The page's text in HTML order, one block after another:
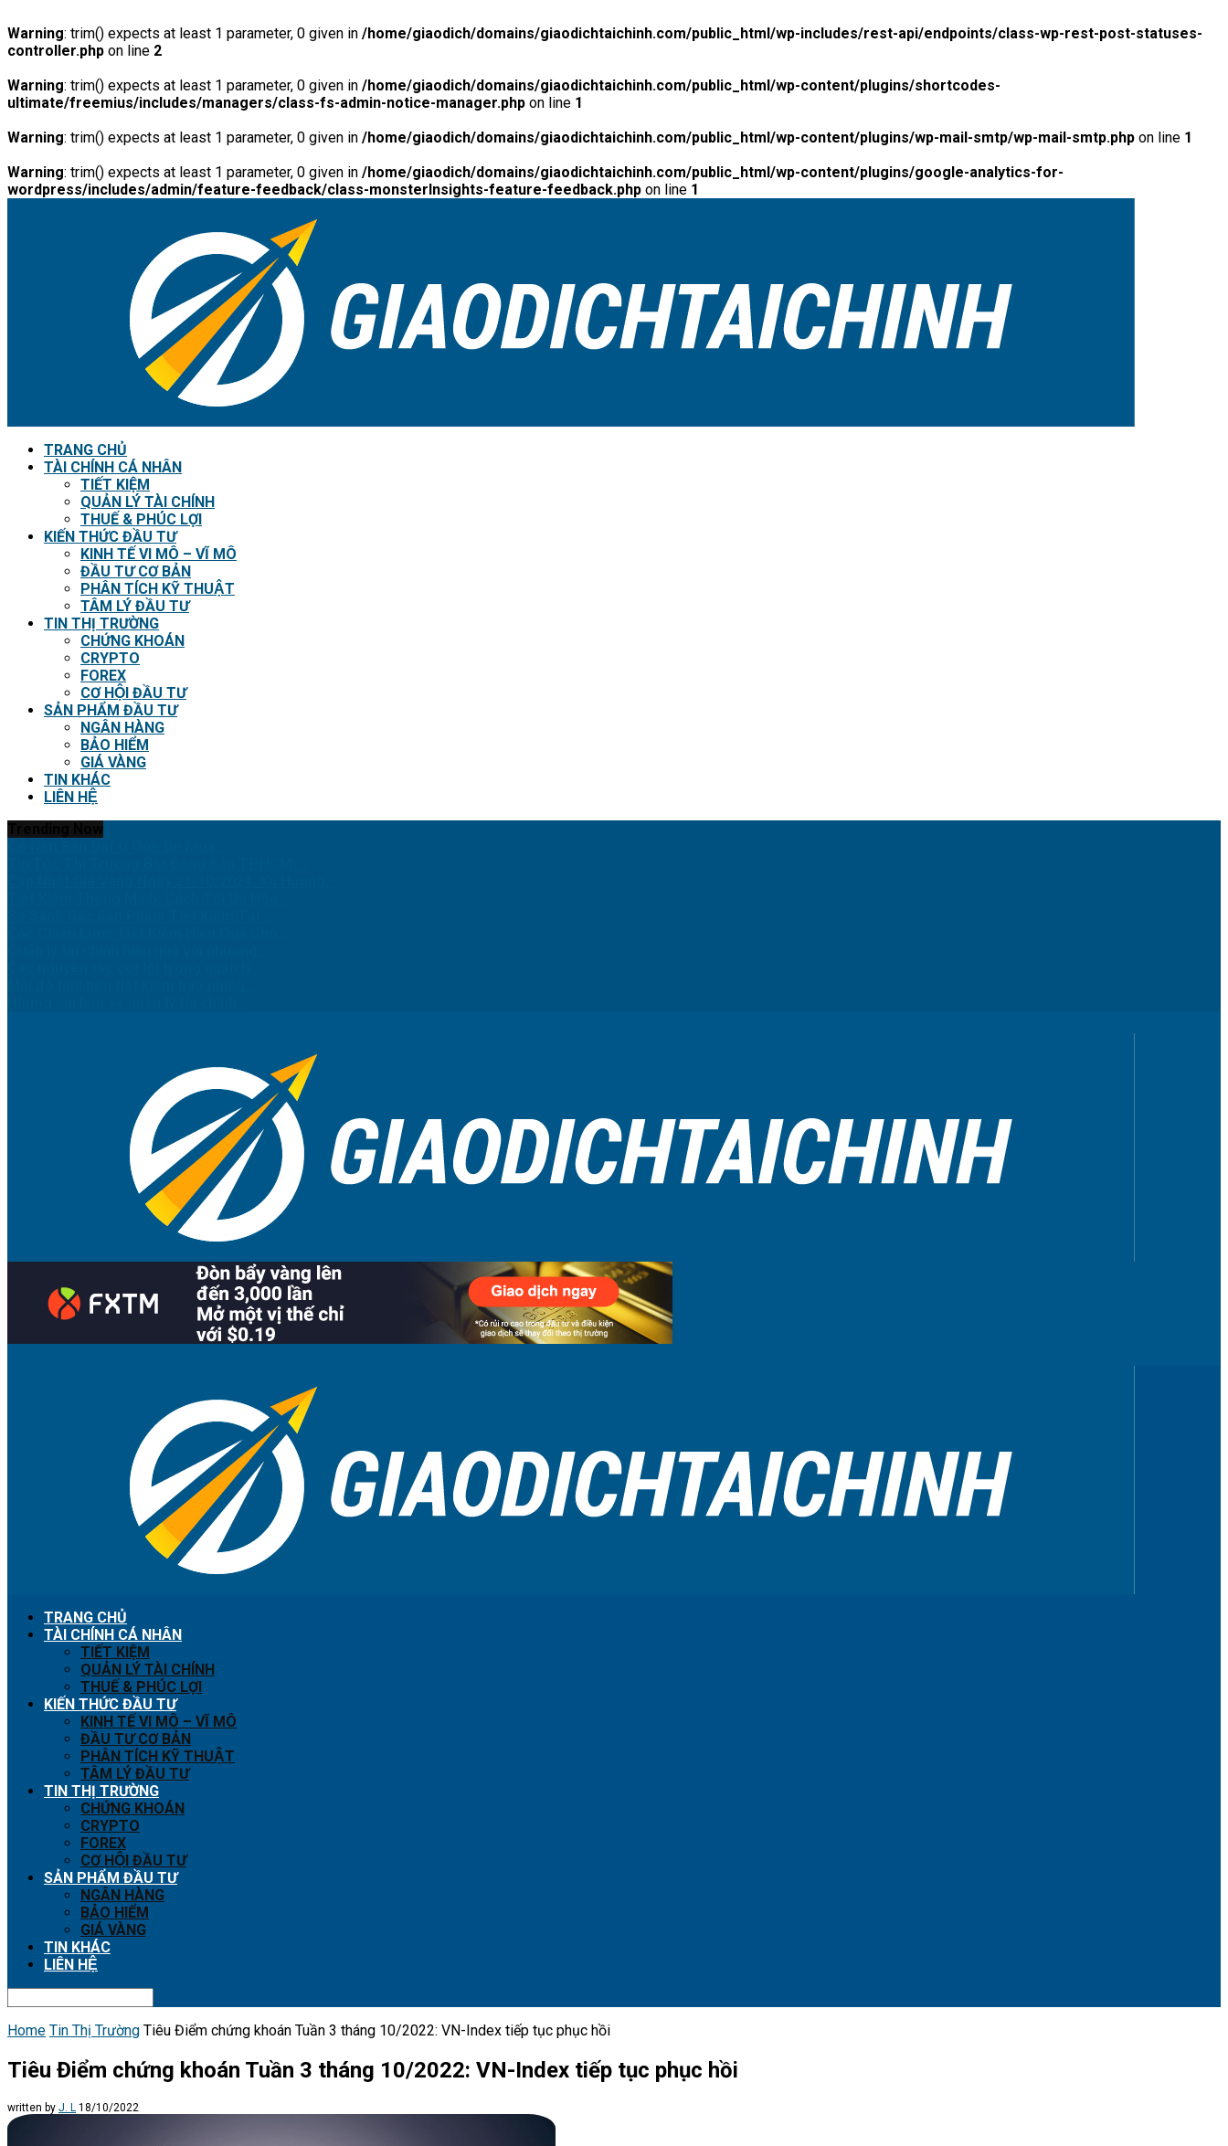
Warning: trim() expects at least 1 parameter, 0 given in /home/giaodich/domains/giaodichtaichinh.com/public_html/wp-includes/rest-api/endpoints/class-wp-rest-post-statuses-
controller.php on line 2
Warning: trim() expects at least 1 parameter, 0 given in /home/giaodich/domains/giaodichtaichinh.com/public_html/wp-content/plugins/shortcodes-
ultimate/freemius/includes/managers/class-fs-admin-notice-manager.php on line 1
Warning: trim() expects at least 1 parameter, 0 given in /home/giaodich/domains/giaodichtaichinh.com/public_html/wp-content/plugins/wp-mail-smtp/wp-mail-smtp.php on line 1
Warning: trim() expects at least 1 parameter, 0 given in /home/giaodich/domains/giaodichtaichinh.com/public_html/wp-content/plugins/google-analytics-for-
wordpress/includes/admin/feature-feedback/class-monsterInsights-feature-feedback.php on line 1
TRANG CHỦ
TÀI CHÍNH CÁ NHÂN
TIẾT KIỆM
QUẢN LÝ TÀI CHÍNH
THUẾ & PHÚC LỢI
KIẾN THỨC ĐẦU TƯ
KINH TẾ VI MÔ – VĨ MÔ
ĐẦU TƯ CƠ BẢN
PHÂN TÍCH KỸ THUẬT
TÂM LÝ ĐẦU TƯ
TIN THỊ TRƯỜNG
CHỨNG KHOÁN
CRYPTO
FOREX
CƠ HỘI ĐẦU TƯ
SẢN PHẨM ĐẦU TƯ
NGÂN HÀNG
BẢO HIỂM
GIÁ VÀNG
TIN KHÁC
LIÊN HỆ
TRANG CHỦ
TÀI CHÍNH CÁ NHÂN
TIẾT KIỆM
QUẢN LÝ TÀI CHÍNH
THUẾ & PHÚC LỢI
KIẾN THỨC ĐẦU TƯ
KINH TẾ VI MÔ – VĨ MÔ
ĐẦU TƯ CƠ BẢN
PHÂN TÍCH KỸ THUẬT
TÂM LÝ ĐẦU TƯ
TIN THỊ TRƯỜNG
CHỨNG KHOÁN
CRYPTO
FOREX
CƠ HỘI ĐẦU TƯ
SẢN PHẨM ĐẦU TƯ
NGÂN HÀNG
BẢO HIỂM
GIÁ VÀNG
TIN KHÁC
LIÊN HỆ
Home Tin Thị Trường Tiêu Điểm chứng khoán Tuần 3 tháng 10/2022: VN-Index tiếp tục phục hồi
Tiêu Điểm chứng khoán Tuần 3 tháng 10/2022: VN-Index tiếp tục phục hồi
written by J. L 18/10/2022